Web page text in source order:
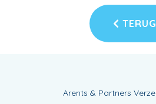
TERUG
Arents & Partners